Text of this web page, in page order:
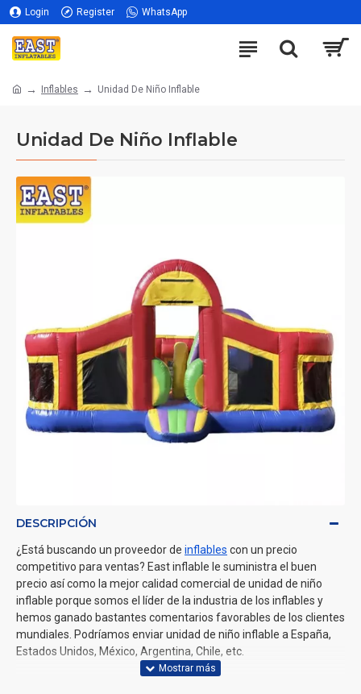
Login Register WhatsApp
Inflables Unidad De Niño Inflable
Unidad De Niño Inflable
DESCRIPCIÓN
¿Está buscando un proveedor de inflables con un precio
competitivo para ventas? East inflable le suministra el buen
precio así como la mejor calidad comercial de unidad de niño
inflable porque somos el líder de la industria de los inflables y
hemos ganado bastantes comentarios favorables de los clientes
mundiales. Podríamos enviar unidad de niño inflable a España,
Estados Unidos, México, Argentina, Chile, etc.